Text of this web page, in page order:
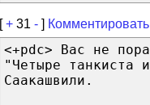
[+ 31 - ]
<+pdc> Вас не
"Четыре танкиста
Саакашвили.